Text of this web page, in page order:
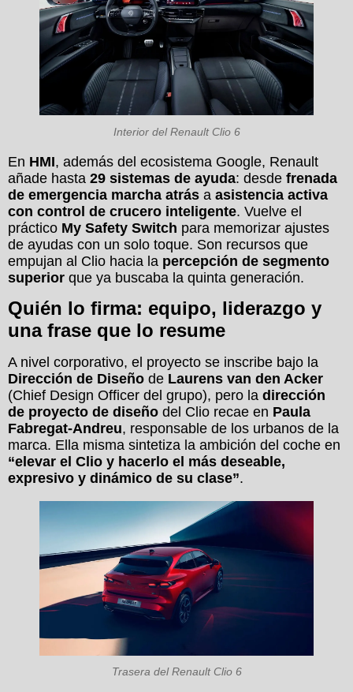
Interior del Renault Clio 6
En HMI, además del ecosistema Google, Renault
añade hasta 29 sistemas de ayuda: desde frenada
de emergencia marcha atrás a asistencia activa
con control de crucero inteligente. Vuelve el
práctico My Safety Switch para memorizar ajustes
de ayudas con un solo toque. Son recursos que
empujan al Clio hacia la percepción de segmento
superior que ya buscaba la quinta generación.
Quién lo firma: equipo, liderazgo y
una frase que lo resume
A nivel corporativo, el proyecto se inscribe bajo la
Dirección de Diseño de Laurens van den Acker
(Chief Design Officer del grupo), pero la dirección
de proyecto de diseño del Clio recae en Paula
Fabregat-Andreu, responsable de los urbanos de la
marca. Ella misma sintetiza la ambición del coche en
“elevar el Clio y hacerlo el más deseable,
expresivo y dinámico de su clase”.
Trasera del Renault Clio 6